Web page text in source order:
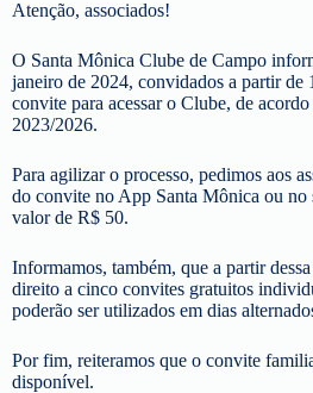
Atenção, associados!
O Santa Mônica Clube de Campo
janeiro de 2024, convidados a partir de
convite para acessar o Clube, de
2023/2026.
Para agilizar o processo, pedimos aos
do convite no App Santa Mônica ou no
valor de R$ 50.
Informamos, também, que a partir
direito a cinco convites gratuitos
poderão ser utilizados em dias
Por fim, reiteramos que o convite
disponível.